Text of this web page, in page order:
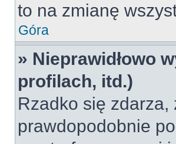
to na zmianę
Góra
» Nieprawidłowo
profilach, itd.)
Rzadko się
prawdopodobnie